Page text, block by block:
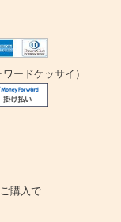
ードケッサイ）
購入で